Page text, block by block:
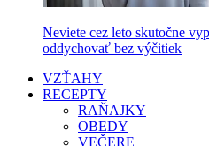
Neviete cez leto skutočne
oddychovať bez výčitiek
VZŤAHY
RECEPTY
RAŇAJKY
OBEDY
VEČERE